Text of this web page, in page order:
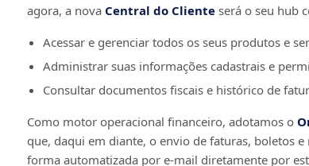
agora, a nova Central do Cliente será o seu hub
Acessar e gerenciar todos os seus produtos e
Administrar suas informações cadastrais e
Consultar documentos fiscais e histórico de
Como motor operacional financeiro, adotamos o
que, daqui em diante, o envio de faturas, boletos e
forma automatizada por e-mail diretamente por